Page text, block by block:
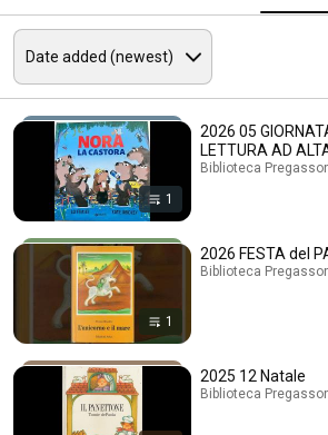
1
2026 05
LETTURA AD
Biblioteca
1
2026 FESTA del
Biblioteca
2025 12 Natale
Biblioteca